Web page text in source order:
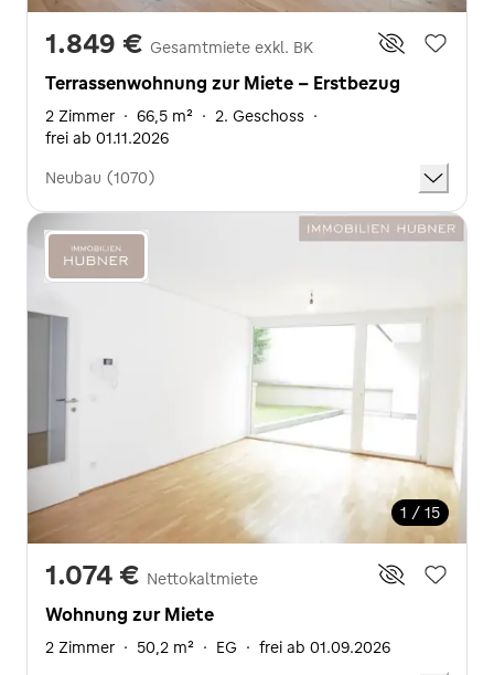
1.849 € Gesamtmiete exkl. BK
Terrassenwohnung zur Miete - Erstbezug
2 Zimmer · 66,5 m² · 2. Geschoss ·
frei ab 01.11.2026
Neubau (1070)
1 / 15
1.074 € Nettokaltmiete
Wohnung zur Miete
2 Zimmer · 50,2 m² · EG · frei ab 01.09.2026